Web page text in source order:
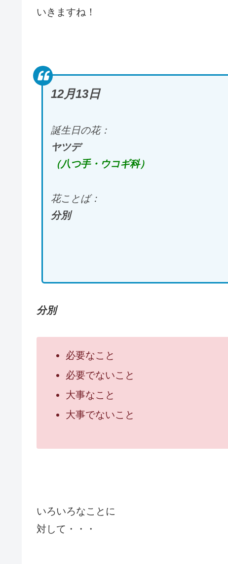
いきますね！
12月13日
誕生日の花：
ヤツデ
（八つ手・ウコギ科）
花ことば：
分別
分別
必要なこと
必要でないこと
大事なこと
大事でないこと
いろいろなことに
対して・・・